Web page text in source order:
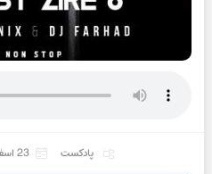
پادکست 23 اسفند 1401